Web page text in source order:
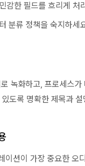
감한 필드를 흐리게 처
분류 정책을 숙지하세
녹화하고, 프로세스
도록 명확한 제목과
이션이 가장 중요한 오